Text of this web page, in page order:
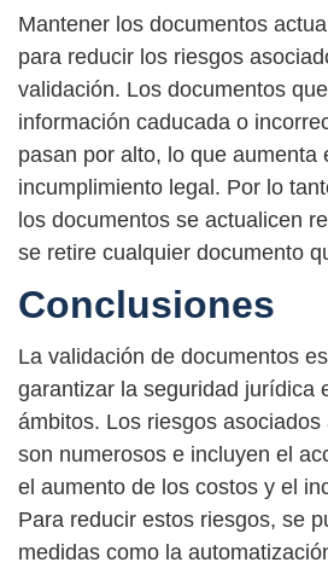
Mantener los documentos
para reducir los riesgos
validación. Los documentos
información caducada o
pasan por alto, lo que aumenta
incumplimiento legal. Por lo
los documentos se actualicen
se retire cualquier documento
Conclusiones
La validación de documentos
garantizar la seguridad jurídica
ámbitos. Los riesgos asociados
son numerosos e incluyen el
el aumento de los costos y el
Para reducir estos riesgos, se
medidas como la